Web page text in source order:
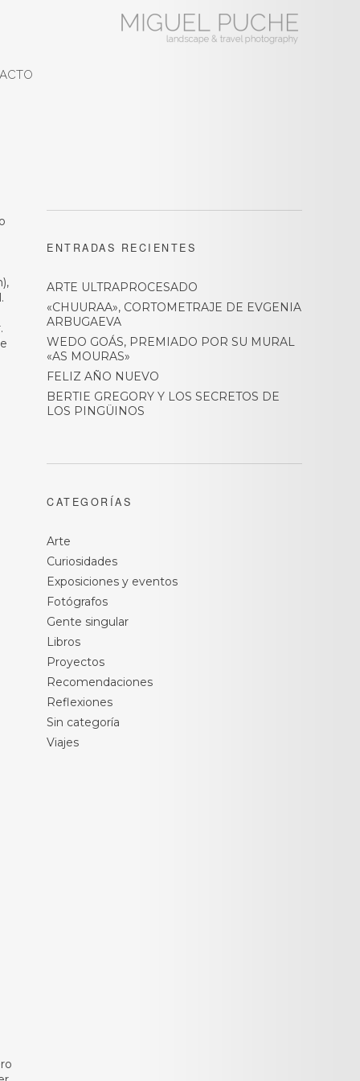
ENTRADAS RECIENTES
ARTE ULTRAPROCESADO
«CHUURAA», CORTOMETRAJE DE EVGENIA
ARBUGAEVA
WEDO GOÁS, PREMIADO POR SU MURAL
«AS MOURAS»
FELIZ AÑO NUEVO
BERTIE GREGORY Y LOS SECRETOS DE
LOS PINGÜINOS
CATEGORÍAS
Arte
Curiosidades
Exposiciones y eventos
Fotógrafos
Gente singular
Libros
Proyectos
Recomendaciones
Reflexiones
Sin categoría
Viajes